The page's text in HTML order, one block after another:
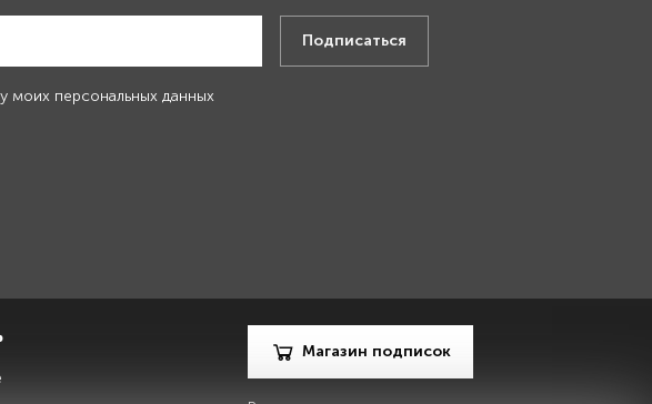
Подписаться
моих персональных данных
Магазин подписок